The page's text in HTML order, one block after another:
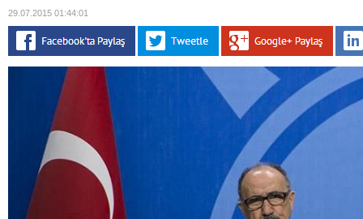
29.07.2015 01:44:01